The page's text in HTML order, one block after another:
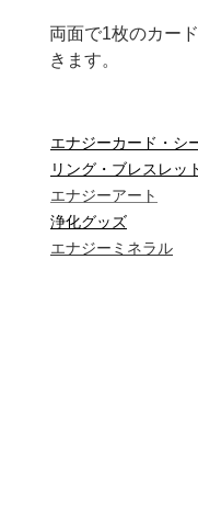
両面で1枚のカー
きます。
エナジーカード・シ
リング・ブレスレッ
エナジーアート
浄化グッズ
エナジーミネラル